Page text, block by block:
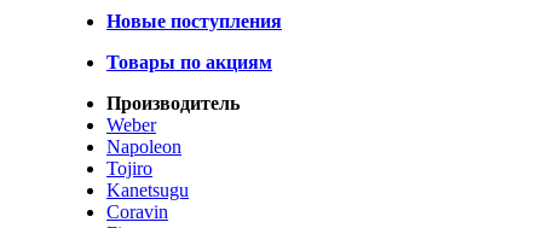
Новые поступления
Товары по акциям
Производитель
Weber
Napoleon
Tojiro
Kanetsugu
Coravin